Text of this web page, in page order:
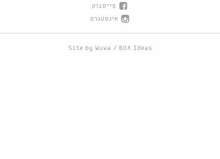
פייסבוק
אינסטגרם
Site by Wuwa / BOA Ideas